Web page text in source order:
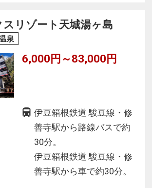
スリゾート天城湯ヶ島
泉
6,000円～83,000円
伊豆箱根鉄道 駿豆線・修
善寺駅から路線バスで約
30分。
伊豆箱根鉄道 駿豆線・修
善寺駅から車で約30分。